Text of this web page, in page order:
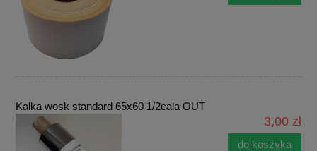
Kalka wosk standard 65x60 1/2cala OUT
3,00 zł
do koszyka